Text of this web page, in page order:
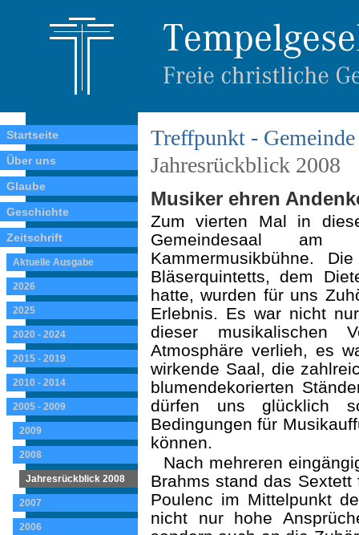
Startseite
Über uns
Glaube
Geschichte
Zeitschrift
Aktuelle Ausgabe
2026
2025
2020 - 2024
2015 - 2019
2010 - 2014
2005 - 2009
2009
2008
Jahresrückblick 2008
2007
2006
Treffpunkt -
Jahresrückblick 2008
Musiker ehren
Zum vierten Mal in
Gemeindesaal
Kammermusikbühne.
Bläserquintetts, dem
hatte, wurden für uns
Erlebnis. Es war nicht
dieser musikalischen
Atmosphäre verlieh, es
wirkende Saal, die
blumendekorierten
dürfen uns glücklich
Bedingungen für
können.
Nach mehreren
Brahms stand das
Poulenc im Mittelpunkt
nicht nur hohe